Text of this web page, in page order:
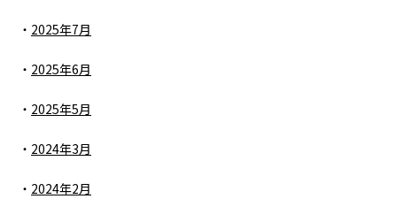
2025年7月
2025年6月
2025年5月
2024年3月
2024年2月